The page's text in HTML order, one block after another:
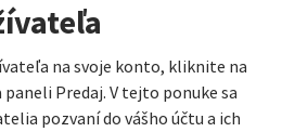
na svoje konto, kliknite na
Predaj. V tejto ponuke sa
pozvaní do vášho účtu a ich